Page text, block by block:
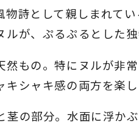
詩として親しまれて
が、ぷるぷるとした独
もの。特にヌルが非
シャキ感の両方を楽し
の部分。水面に浮か